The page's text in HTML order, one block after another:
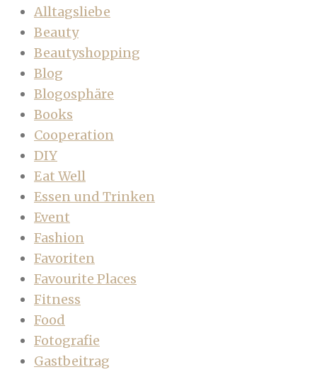
Alltagsliebe
Beauty
Beautyshopping
Blog
Blogosphäre
Books
Cooperation
DIY
Eat Well
Essen und Trinken
Event
Fashion
Favoriten
Favourite Places
Fitness
Food
Fotografie
Gastbeitrag